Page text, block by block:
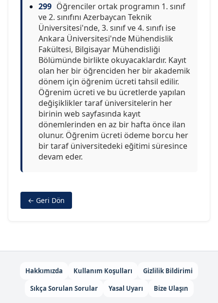
299 Öğrenciler ortak programın 1. sınıf
ve 2. sınıfını Azerbaycan Teknik
Üniversitesi'nde, 3. sınıf ve 4. sınıfı ise
Ankara Üniversitesi'nde Mühendislik
Fakültesi, Bilgisayar Mühendisliği
Bölümünde birlikte okuyacaklardır. Kayıt
olan her bir öğrenciden her bir akademik
dönem için öğrenim ücreti tahsil edilir.
Öğrenim ücreti ve bu ücretlerde yapılan
değişiklikler taraf üniversitelerin her
birinin web sayfasında kayıt
dönemlerinden en az bir hafta önce ilan
olunur. Öğrenim ücreti ödeme borcu her
bir taraf üniversitedeki eğitimi süresince
devam eder.
← Geri Dön
Hakkımızda Kullanım Koşulları
Gizlilik Bildirimi
Sıkça Sorulan Sorular
Yasal Uyarı Bize Ulaşın